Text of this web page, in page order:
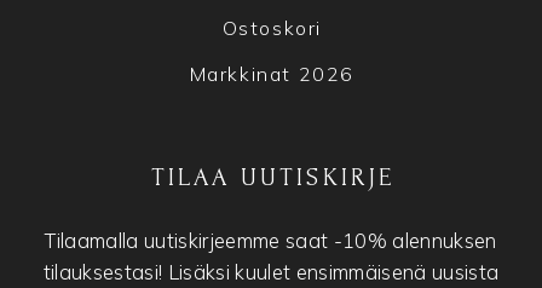
Ostoskori
Markkinat 2026
TILAA UUTISKIRJE
Tilaamalla uutiskirjeemme saat -10% alennuksen
tilauksestasi! Lisäksi kuulet ensimmäisenä uusista